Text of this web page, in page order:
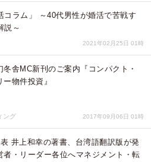
コラム」 ～40代男性が婚活で苦戦す
説～
2021年02月25日 01時
冬舎MC新刊のご案内『コンパクト・
物件投資』
ング 2017年09月06日 01時
井上和幸の著書、台湾語翻訳版が発
者・リーダー各位へマネジメント・転